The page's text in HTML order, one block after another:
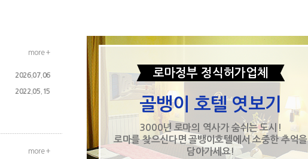
more +
2026.07.06
2022.05.15
more +
로마정부 정식허가업체
골뱅이 호텔 엿보기
3000년 로마의 역사가 숨쉬는 도시!
로마를 찾으신다면 골뱅이호텔에서 소중한 추억을
담아가세요!